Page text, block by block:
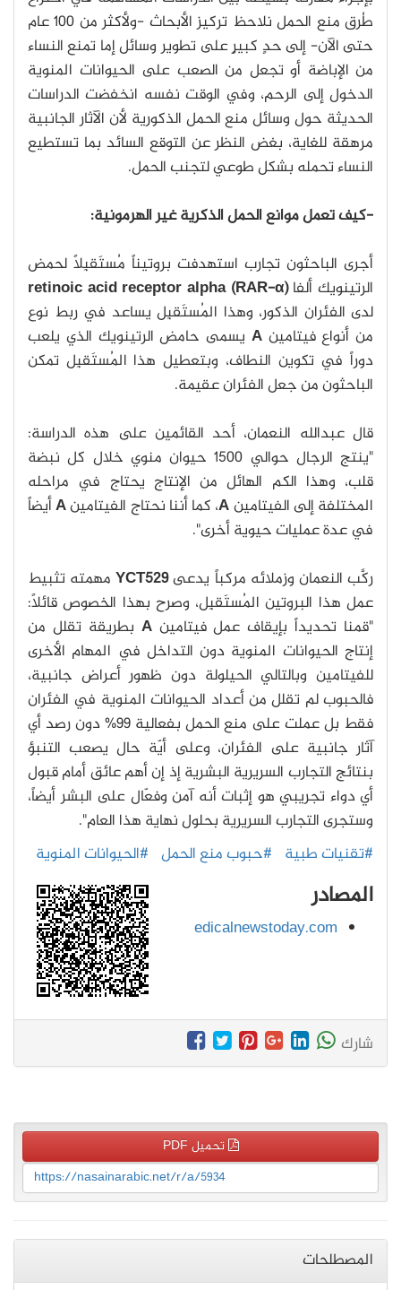
طُرق منع الحمل نلاحظ تركيز الأبحاث -ولأكثر من 100 عام
حتى الآن- إلى حدٍ كبيرٍ على تطوير وسائل إما تمنع النساء
من الإباضة أو تجعل من الصعب على الحيوانات المنوية
الدخول إلى الرحم، وفي الوقت نفسه انخفضت الدراسات
الحديثة حول وسائل منع الحمل الذكورية لأن الآثار الجانبية
مرهقة للغاية، بغض النظر عن التوقع السائد بما تستطيع
النساء تحمله بشكل طوعي لتجنب الحمل.
-كيف تعمل موانع الحمل الذكرية غير الهرمونية:
أجرى الباحثون تجارب استهدفت بروتيناً مُستَقبِلاً لحمض
الرتينويك ألفاretinoic acid receptor alpha (RAR-α)
لدى الفئران الذكور، وهذا المُستَقبِل يساعد في ربط نوع
من أنواع فيتامينA يسمى حامض الرتينويك الذي يلعب
دوراً في تكوين النطاف، وبتعطيل هذا المُستَقبِل تمكن
الباحثون من جعل الفئران عقيمة.
قال عبدالله النعمان، أحد القائمين على هذه الدراسة:
"ينتج الرجال حوالي 1500 حيوان منوي خلال كل نبضة
قلب، وهذا الكم الهائل من الإنتاج يحتاج في مراحله
المختلفة إلى الفيتامينA، كما أننا نحتاج الفيتامينAأيضاً
في عدة عمليات حيوية أخرى".
ركَّب النعمان وزملائه مركباً يدعىYCT529 مهمته تثبيط
عمل هذا البروتين المُستَقبِل، وصرح بهذا الخصوص قائلاً:
"قمنا تحديداً بإيقاف عمل فيتامينA بطريقة تقلل من
إنتاج الحيوانات المنوية دون التداخل في المهام الأخرى
للفيتامين وبالتالي الحيلولة دون ظهور أعراض جانبية،
فالحبوب لم تقلل من أعداد الحيوانات المنوية في الفئران
فقط بل عملت على منع الحمل بفعالية 99% دون رصد أي
آثار جانبية على الفئران، وعلى أيّة حال يصعب التنبؤ
بنتائج التجارب السريرية البشرية إذ إن أهم عائق أمام قبول
أي دواء تجريبي هو إثبات أنه آمن وفعّال على البشر أيضاً،
وستجرى التجارب السريرية بحلول نهاية هذا العام".
#تقنيات طبية #حبوب منع الحمل #الحيوانات المنوية
المصادر
edicalnewstoday.com
شارك
تحميل PDF
https://nasainarabic.net/r/a/5934
المصطلحات